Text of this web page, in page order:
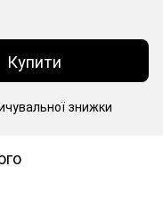
Купити
знижки